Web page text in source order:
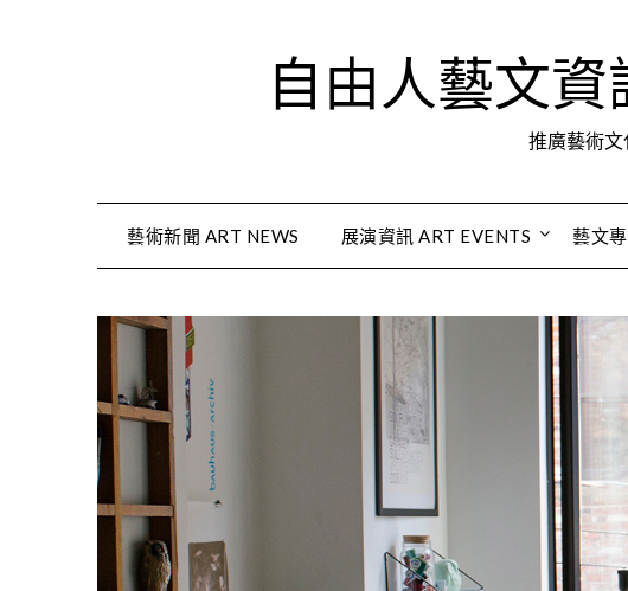
自由人藝文
推廣藝術文
藝術新聞 ART NEWS 展演資訊 ART EVENTS 藝文